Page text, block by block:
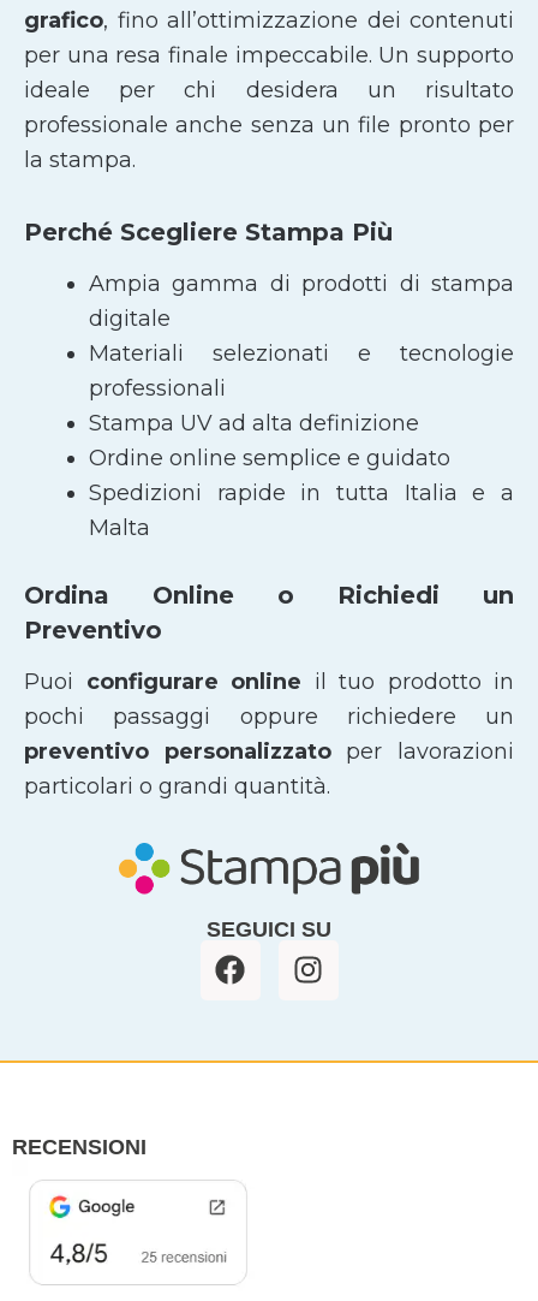
grafico, fino all’ottimizzazione dei contenuti
per una resa finale impeccabile. Un supporto
ideale per chi desidera un risultato
professionale anche senza un file pronto per
la stampa.
Perché Scegliere Stampa Più
Ampia gamma di prodotti di stampa
digitale
Materiali selezionati e tecnologie
professionali
Stampa UV ad alta definizione
Ordine online semplice e guidato
Spedizioni rapide in tutta Italia e a
Malta
Ordina Online o Richiedi un
Preventivo
Puoi configurare online il tuo prodotto in
pochi passaggi oppure richiedere un
preventivo personalizzatoper lavorazioni
particolari o grandi quantità.
SEGUICI SU
F
a
b
I
n
a
RECENSIONI